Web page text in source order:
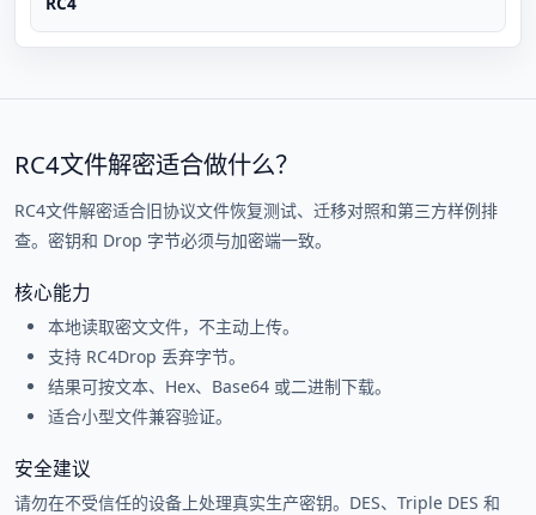
RC4文件解密适合做什么？
RC4文件解密适合旧协议文件恢复测试、迁移对照和第三方样例排
查。密钥和 Drop 字节必须与加密端一致。
核心能力
本地读取密文文件，不主动上传。
支持 RC4Drop 丢弃字节。
结果可按文本、Hex、Base64 或二进制下载。
适合小型文件兼容验证。
安全建议
请勿在不受信任的设备上处理真实生产密钥。DES、Triple DES 和